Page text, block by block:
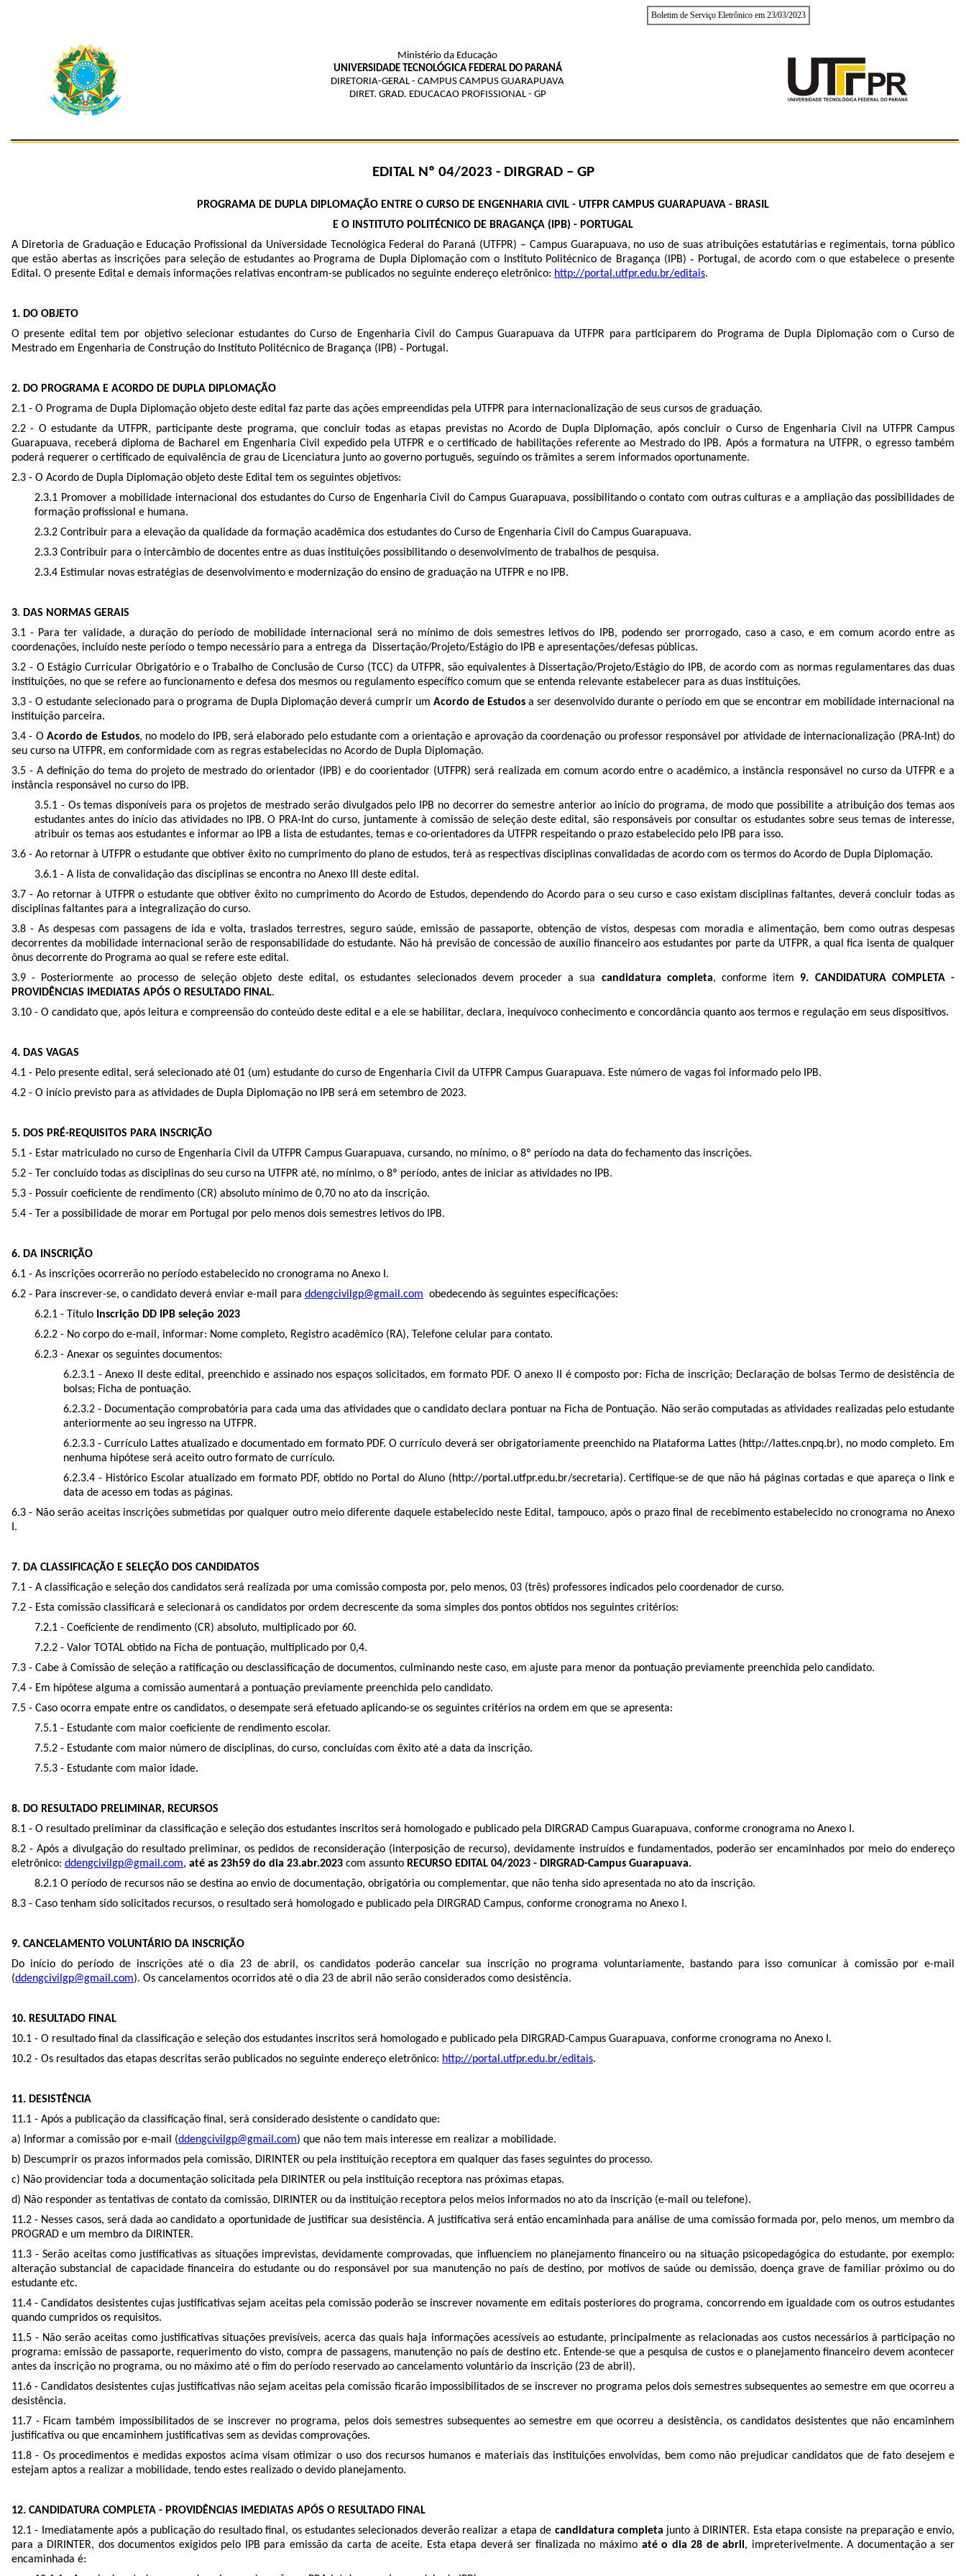
Boletim de Serviço Eletrônico em 23/03/2023
Ministério da Educação
UNIVERSIDADE TECNOLÓGICA FEDERAL DO PARANÁ
DIRETORIA-GERAL - CAMPUS CAMPUS GUARAPUAVA
DIRET. GRAD. EDUCACAO PROFISSIONAL - GP
EDITAL Nº 04/2023 - DIRGRAD – GP
PROGRAMA DE DUPLA DIPLOMAÇÃO ENTRE O CURSO DE ENGENHARIA CIVIL - UTFPR CAMPUS GUARAPUAVA - BRASIL
E O INSTITUTO POLITÉCNICO DE BRAGANÇA (IPB) - PORTUGAL
A Diretoria de Graduação e Educação Profissional da Universidade Tecnológica Federal do Paraná (UTFPR) – Campus Guarapuava, no uso de suas atribuições estatutárias e regimentais, torna público
que estão abertas as inscrições para seleção de estudantes ao Programa de Dupla Diplomação com o Instituto Politécnico de Bragança (IPB) ‐ Portugal, de acordo com o que estabelece o presente
Edital. O presente Edital e demais informações relativas encontram-se publicados no seguinte endereço eletrônico: http://portal.utfpr.edu.br/editais.
1. DO OBJETO
O presente edital tem por objetivo selecionar estudantes do Curso de Engenharia Civil do Campus Guarapuava da UTFPR para participarem do Programa de Dupla Diplomação com o Curso de
Mestrado em Engenharia de Construção do Instituto Politécnico de Bragança (IPB) ‐ Portugal.
2. DO PROGRAMA E ACORDO DE DUPLA DIPLOMAÇÃO
2.1 - O Programa de Dupla Diplomação objeto deste edital faz parte das ações empreendidas pela UTFPR para internacionalização de seus cursos de graduação.
2.2 - O estudante da UTFPR, participante deste programa, que concluir todas as etapas previstas no Acordo de Dupla Diplomação, após concluir o Curso de Engenharia Civil na UTFPR Campus
Guarapuava, receberá diploma de Bacharel em Engenharia Civil expedido pela UTFPR e o certificado de habilitações referente ao Mestrado do IPB. Após a formatura na UTFPR, o egresso também
poderá requerer o certificado de equivalência de grau de Licenciatura junto ao governo português, seguindo os trâmites a serem informados oportunamente.
2.3 - O Acordo de Dupla Diplomação objeto deste Edital tem os seguintes objetivos:
2.3.1 Promover a mobilidade internacional dos estudantes do Curso de Engenharia Civil do Campus Guarapuava, possibilitando o contato com outras culturas e a ampliação das possibilidades de
formação profissional e humana.
2.3.2 Contribuir para a elevação da qualidade da formação acadêmica dos estudantes do Curso de Engenharia Civil do Campus Guarapuava.
2.3.3 Contribuir para o intercâmbio de docentes entre as duas instituições possibilitando o desenvolvimento de trabalhos de pesquisa.
2.3.4 Estimular novas estratégias de desenvolvimento e modernização do ensino de graduação na UTFPR e no IPB.
3. DAS NORMAS GERAIS
3.1 - Para ter validade, a duração do período de mobilidade internacional será no mínimo de dois semestres letivos do IPB, podendo ser prorrogado, caso a caso, e em comum acordo entre as
coordenações, incluído neste período o tempo necessário para a entrega da Dissertação/Projeto/Estágio do IPB e apresentações/defesas públicas.
3.2 - O Estágio Curricular Obrigatório e o Trabalho de Conclusão de Curso (TCC) da UTFPR, são equivalentes à Dissertação/Projeto/Estágio do IPB, de acordo com as normas regulamentares das duas
instituições, no que se refere ao funcionamento e defesa dos mesmos ou regulamento específico comum que se entenda relevante estabelecer para as duas instituições.
3.3 - O estudante selecionado para o programa de Dupla Diplomação deverá cumprir um Acordo de Estudos a ser desenvolvido durante o período em que se encontrar em mobilidade internacional na
instituição parceira.
3.4 - O Acordo de Estudos, no modelo do IPB, será elaborado pelo estudante com a orientação e aprovação da coordenação ou professor responsável por atividade de internacionalização (PRA-Int) do
seu curso na UTFPR, em conformidade com as regras estabelecidas no Acordo de Dupla Diplomação.
3.5 - A definição do tema do projeto de mestrado do orientador (IPB) e do coorientador (UTFPR) será realizada em comum acordo entre o acadêmico, a instância responsável no curso da UTFPR e a
instância responsável no curso do IPB.
3.5.1 - Os temas disponíveis para os projetos de mestrado serão divulgados pelo IPB no decorrer do semestre anterior ao início do programa, de modo que possibilite a atribuição dos temas aos
estudantes antes do início das atividades no IPB. O PRA-Int do curso, juntamente à comissão de seleção deste edital, são responsáveis por consultar os estudantes sobre seus temas de interesse,
atribuir os temas aos estudantes e informar ao IPB a lista de estudantes, temas e co-orientadores da UTFPR respeitando o prazo estabelecido pelo IPB para isso.
3.6 - Ao retornar à UTFPR o estudante que obtiver êxito no cumprimento do plano de estudos, terá as respectivas disciplinas convalidadas de acordo com os termos do Acordo de Dupla Diplomação.
3.6.1 - A lista de convalidação das disciplinas se encontra no Anexo III deste edital.
3.7 - Ao retornar à UTFPR o estudante que obtiver êxito no cumprimento do Acordo de Estudos, dependendo do Acordo para o seu curso e caso existam disciplinas faltantes, deverá concluir todas as
disciplinas faltantes para a integralização do curso.
3.8 - As despesas com passagens de ida e volta, traslados terrestres, seguro saúde, emissão de passaporte, obtenção de vistos, despesas com moradia e alimentação, bem como outras despesas
decorrentes da mobilidade internacional serão de responsabilidade do estudante. Não há previsão de concessão de auxílio financeiro aos estudantes por parte da UTFPR, a qual fica isenta de qualquer
ônus decorrente do Programa ao qual se refere este edital.
3.9 - Posteriormente ao processo de seleção objeto deste edital, os estudantes selecionados devem proceder a sua candidatura completa, conforme item 9. CANDIDATURA COMPLETA -
PROVIDÊNCIAS IMEDIATAS APÓS O RESULTADO FINAL.
3.10 - O candidato que, após leitura e compreensão do conteúdo deste edital e a ele se habilitar, declara, inequívoco conhecimento e concordância quanto aos termos e regulação em seus dispositivos.
4. DAS VAGAS
4.1 - Pelo presente edital, será selecionado até 01 (um) estudante do curso de Engenharia Civil da UTFPR Campus Guarapuava. Este número de vagas foi informado pelo IPB.
4.2 - O início previsto para as atividades de Dupla Diplomação no IPB será em setembro de 2023.
5. DOS PRÉ-REQUISITOS PARA INSCRIÇÃO
5.1 - Estar matriculado no curso de Engenharia Civil da UTFPR Campus Guarapuava, cursando, no mínimo, o 8º período na data do fechamento das inscrições.
5.2 - Ter concluído todas as disciplinas do seu curso na UTFPR até, no mínimo, o 8º período, antes de iniciar as atividades no IPB.
5.3 - Possuir coeficiente de rendimento (CR) absoluto mínimo de 0,70 no ato da inscrição.
5.4 - Ter a possibilidade de morar em Portugal por pelo menos dois semestres letivos do IPB.
6. DA INSCRIÇÃO
6.1 - As inscrições ocorrerão no período estabelecido no cronograma no Anexo I.
6.2 - Para inscrever-se, o candidato deverá enviar e-mail para ddengcivilgp@gmail.com obedecendo às seguintes especificações:
6.2.1 - Título Inscrição DD IPB seleção 2023
6.2.2 - No corpo do e-mail, informar: Nome completo, Registro acadêmico (RA), Telefone celular para contato.
6.2.3 - Anexar os seguintes documentos:
6.2.3.1 - Anexo II deste edital, preenchido e assinado nos espaços solicitados, em formato PDF. O anexo II é composto por: Ficha de inscrição; Declaração de bolsas Termo de desistência de
bolsas; Ficha de pontuação.
6.2.3.2 - Documentação comprobatória para cada uma das atividades que o candidato declara pontuar na Ficha de Pontuação. Não serão computadas as atividades realizadas pelo estudante
anteriormente ao seu ingresso na UTFPR.
6.2.3.3 - Currículo Lattes atualizado e documentado em formato PDF. O currículo deverá ser obrigatoriamente preenchido na Plataforma Lattes (http://lattes.cnpq.br), no modo completo. Em
nenhuma hipótese será aceito outro formato de currículo.
6.2.3.4 - Histórico Escolar atualizado em formato PDF, obtido no Portal do Aluno (http://portal.utfpr.edu.br/secretaria). Certifique-se de que não há páginas cortadas e que apareça o link e
data de acesso em todas as páginas.
6.3 - Não serão aceitas inscrições submetidas por qualquer outro meio diferente daquele estabelecido neste Edital, tampouco, após o prazo final de recebimento estabelecido no cronograma no Anexo
I.
7. DA CLASSIFICAÇÃO E SELEÇÃO DOS CANDIDATOS
7.1 - A classificação e seleção dos candidatos será realizada por uma comissão composta por, pelo menos, 03 (três) professores indicados pelo coordenador de curso.
7.2 - Esta comissão classificará e selecionará os candidatos por ordem decrescente da soma simples dos pontos obtidos nos seguintes critérios:
7.2.1 - Coeficiente de rendimento (CR) absoluto, multiplicado por 60.
7.2.2 - Valor TOTAL obtido na Ficha de pontuação, multiplicado por 0,4.
7.3 - Cabe à Comissão de seleção a ratificação ou desclassificação de documentos, culminando neste caso, em ajuste para menor da pontuação previamente preenchida pelo candidato.
7.4 - Em hipótese alguma a comissão aumentará a pontuação previamente preenchida pelo candidato.
7.5 - Caso ocorra empate entre os candidatos, o desempate será efetuado aplicando-se os seguintes critérios na ordem em que se apresenta:
7.5.1 - Estudante com maior coeficiente de rendimento escolar.
7.5.2 - Estudante com maior número de disciplinas, do curso, concluídas com êxito até a data da inscrição.
7.5.3 - Estudante com maior idade.
8. DO RESULTADO PRELIMINAR, RECURSOS
8.1 - O resultado preliminar da classificação e seleção dos estudantes inscritos será homologado e publicado pela DIRGRAD Campus Guarapuava, conforme cronograma no Anexo I.
8.2 - Após a divulgação do resultado preliminar, os pedidos de reconsideração (interposição de recurso), devidamente instruídos e fundamentados, poderão ser encaminhados por meio do endereço
eletrônico: ddengcivilgp@gmail.com, até as 23h59 do dia 23.abr.2023 com assunto RECURSO EDITAL 04/2023 - DIRGRAD-Campus Guarapuava.
8.2.1 O período de recursos não se destina ao envio de documentação, obrigatória ou complementar, que não tenha sido apresentada no ato da inscrição.
8.3 - Caso tenham sido solicitados recursos, o resultado será homologado e publicado pela DIRGRAD Campus, conforme cronograma no Anexo I.
9. CANCELAMENTO VOLUNTÁRIO DA INSCRIÇÃO
Do início do período de inscrições até o dia 23 de abril, os candidatos poderão cancelar sua inscrição no programa voluntariamente, bastando para isso comunicar à comissão por e-mail
(ddengcivilgp@gmail.com). Os cancelamentos ocorridos até o dia 23 de abril não serão considerados como desistência.
10. RESULTADO FINAL
10.1 - O resultado final da classificação e seleção dos estudantes inscritos será homologado e publicado pela DIRGRAD-Campus Guarapuava, conforme cronograma no Anexo I.
10.2 - Os resultados das etapas descritas serão publicados no seguinte endereço eletrônico: http://portal.utfpr.edu.br/editais.
11. DESISTÊNCIA
11.1 - Após a publicação da classificação final, será considerado desistente o candidato que:
a) Informar a comissão por e-mail (ddengcivilgp@gmail.com) que não tem mais interesse em realizar a mobilidade.
b) Descumprir os prazos informados pela comissão, DIRINTER ou pela instituição receptora em qualquer das fases seguintes do processo.
c) Não providenciar toda a documentação solicitada pela DIRINTER ou pela instituição receptora nas próximas etapas.
d) Não responder as tentativas de contato da comissão, DIRINTER ou da instituição receptora pelos meios informados no ato da inscrição (e-mail ou telefone).
11.2 - Nesses casos, será dada ao candidato a oportunidade de justificar sua desistência. A justificativa será então encaminhada para análise de uma comissão formada por, pelo menos, um membro da
PROGRAD e um membro da DIRINTER.
11.3 - Serão aceitas como justificativas as situações imprevistas, devidamente comprovadas, que influenciem no planejamento financeiro ou na situação psicopedagógica do estudante, por exemplo:
alteração substancial de capacidade financeira do estudante ou do responsável por sua manutenção no país de destino, por motivos de saúde ou demissão, doença grave de familiar próximo ou do
estudante etc.
11.4 - Candidatos desistentes cujas justificativas sejam aceitas pela comissão poderão se inscrever novamente em editais posteriores do programa, concorrendo em igualdade com os outros estudantes
quando cumpridos os requisitos.
11.5 - Não serão aceitas como justificativas situações previsíveis, acerca das quais haja informações acessíveis ao estudante, principalmente as relacionadas aos custos necessários à participação no
programa: emissão de passaporte, requerimento do visto, compra de passagens, manutenção no país de destino etc. Entende-se que a pesquisa de custos e o planejamento financeiro devem acontecer
antes da inscrição no programa, ou no máximo até o fim do período reservado ao cancelamento voluntário da inscrição (23 de abril).
11.6 - Candidatos desistentes cujas justificativas não sejam aceitas pela comissão ficarão impossibilitados de se inscrever no programa pelos dois semestres subsequentes ao semestre em que ocorreu a
desistência.
11.7 - Ficam também impossibilitados de se inscrever no programa, pelos dois semestres subsequentes ao semestre em que ocorreu a desistência, os candidatos desistentes que não encaminhem
justificativa ou que encaminhem justificativas sem as devidas comprovações.
11.8 - Os procedimentos e medidas expostos acima visam otimizar o uso dos recursos humanos e materiais das instituições envolvidas, bem como não prejudicar candidatos que de fato desejem e
estejam aptos a realizar a mobilidade, tendo estes realizado o devido planejamento.
12. CANDIDATURA COMPLETA - PROVIDÊNCIAS IMEDIATAS APÓS O RESULTADO FINAL
12.1 - Imediatamente após a publicação do resultado final, os estudantes selecionados deverão realizar a etapa de candidatura completa junto à DIRINTER. Esta etapa consiste na preparação e envio,
para a DIRINTER, dos documentos exigidos pelo IPB para emissão da carta de aceite. Esta etapa deverá ser finalizada no máximo até o dia 28 de abril , impreterivelmente. A documentação a ser
encaminhada é: